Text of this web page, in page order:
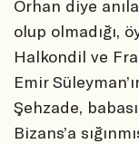
Orhan diye
olup olmadığı,
Halkondil ve
Emir
Şehzade,
Bizans’a